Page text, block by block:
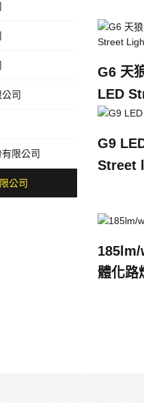
司
限公司
公司
G6 天
LED
G9
Street
185lm/
體化路